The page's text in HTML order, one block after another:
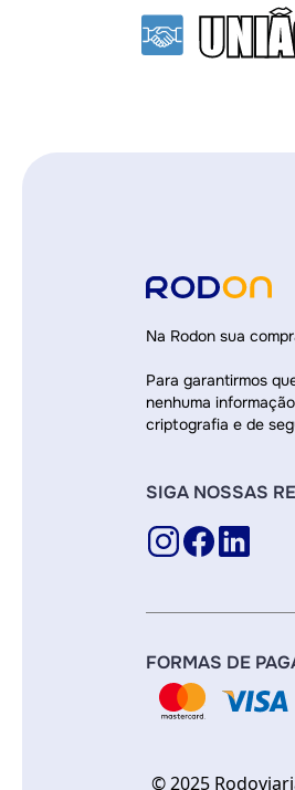
Na Rodon sua
Para garantirmos
nenhuma
criptografia e de
SIGA NOSSAS
FORMAS DE
© 2025